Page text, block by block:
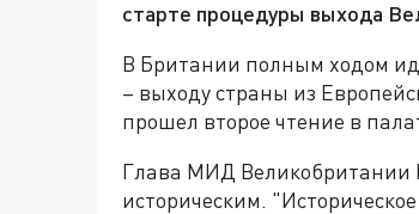
старте процедуры выхода
В Британии полным ходом
– выходу страны из
прошел второе чтение в
Глава МИД Великобритании
историческим.